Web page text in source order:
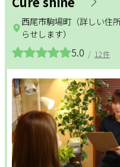
5.0 / 12件
西尾市駒場町（詳しい住
らせします）